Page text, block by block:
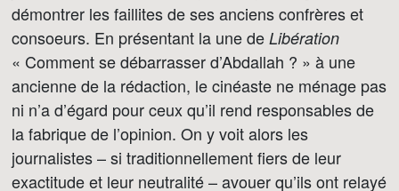
démontrer les faillites de ses anciens confrères et
consoeurs. En présentant la une de Libération
« Comment se débarrasser d’Abdallah ? » à une
ancienne de la rédaction, le cinéaste ne ménage pas
ni n’a d’égard pour ceux qu’il rend responsables de
la fabrique de l’opinion. On y voit alors les
journalistes – si traditionnellement fiers de leur
exactitude et leur neutralité – avouer qu’ils ont relayé